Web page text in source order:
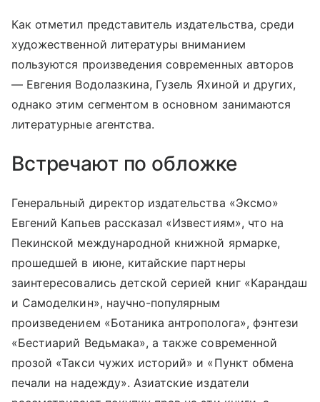
Как отметил представитель издательства, среди
художественной литературы вниманием
пользуются произведения современных авторов
— Евгения Водолазкина, Гузель Яхиной и других,
однако этим сегментом в основном занимаются
литературные агентства.
Встречают по обложке
Генеральный директор издательства «Эксмо»
Евгений Капьев рассказал «Известиям», что на
Пекинской международной книжной ярмарке,
прошедшей в июне, китайские партнеры
заинтересовались детской серией книг «Карандаш
и Самоделкин», научно-популярным
произведением «Ботаника антрополога», фэнтези
«Бестиарий Ведьмака», а также современной
прозой «Такси чужих историй» и «Пункт обмена
печали на надежду». Азиатские издатели